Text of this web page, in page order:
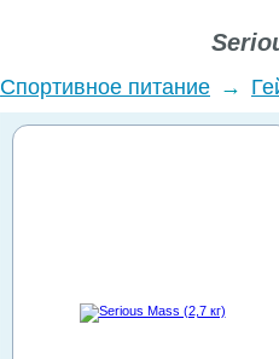
Спортивное питание →